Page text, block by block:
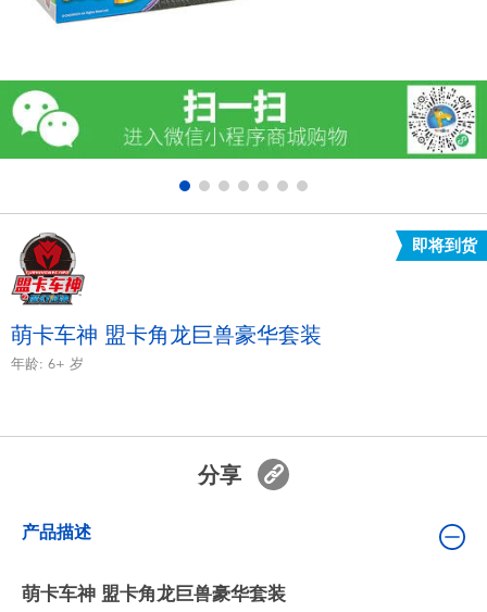
游戏及拼图系列
益智学习玩具
户外及运动产品
模仿，化妆及造型系列
毛绒公仔玩具
即将到货
萌卡车神 盟卡角龙巨兽豪华套装
年龄: 6+ 岁
分享
产品描述
萌卡车神 盟卡角龙巨兽豪华套装